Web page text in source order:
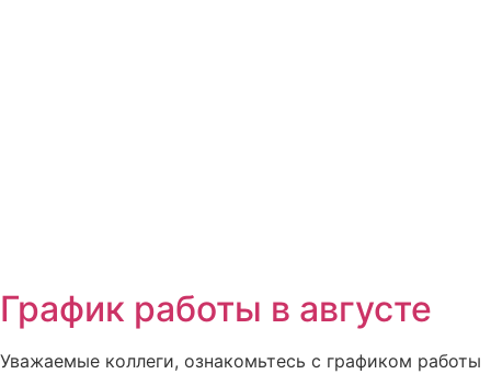
График работы в августе
Уважаемые коллеги, ознакомьтесь с графиком работы